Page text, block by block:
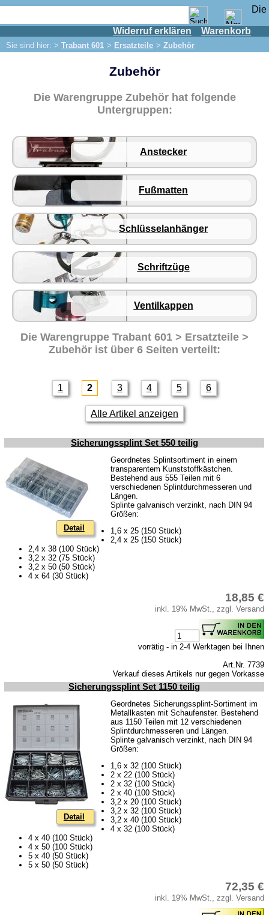
Widerruf erklären Warenkorb
Sie sind hier: > Trabant 601 > Ersatzteile > Zubehör
IFA Motor
Bremsen
Bremse vorn
Bremse hinten
Bremsleitung
Hauptbremszylinder
Elektrik
Anlasser
Lichtmaschine
Zündung
Beleuchtung
Kraftstoffsystem
Vergaser
Getriebe
Vorderachse
Glasscheiben & Gummiprofile
Scheibenwaschanlage
Karosserie
Zubehör
Anstecker
Fußmatten
Schlüsselanhänger
Schriftzüge
Wartburg 353
Wartburg 1.3
Barkas B 1000
Kugelgelenke, Zubehör
Skoda
Anhänger
Sonderanfertigungen
Glühlampen
KFZ-Leitungen & Zubehör
Werkstattbedarf
Vergaserdüsen
Zubehör
Die Warengruppe Zubehör hat folgende
Untergruppen:
Anstecker
Fußmatten
Schlüsselanhänger
Schriftzüge
Ventilkappen
Die Warengruppe Trabant 601 > Ersatzteile >
Zubehör ist über 6 Seiten verteilt:
1 2 3 4 5 6
Alle Artikel anzeigen
Sicherungssplint Set 550 teilig
Detail
Geordnetes Splintsortiment in einem
transparentem Kunststoffkästchen.
Bestehend aus 555 Teilen mit 6
verschiedenen Splintdurchmesseren und
Längen.
Splinte galvanisch verzinkt, nach DIN 94
Größen:
1,6 x 25 (150 Stück)
2,4 x 25 (150 Stück)
2,4 x 38 (100 Stück)
3,2 x 32 (75 Stück)
3,2 x 50 (50 Stück)
4 x 64 (30 Stück)
18,85 €
inkl. 19% MwSt., zzgl. Versand
vorrätig - in 2-4 Werktagen bei Ihnen
Art.Nr. 7739
Verkauf dieses Artikels nur gegen Vorkasse
Sicherungssplint Set 1150 teilig
Detail
Geordnetes Sicherungssplint-Sortiment im
Metallkasten mit Schaufenster. Bestehend
aus 1150 Teilen mit 12 verschiedenen
Splintdurchmesseren und Längen.
Splinte galvanisch verzinkt, nach DIN 94
Größen:
1,6 x 32 (100 Stück)
2 x 22 (100 Stück)
2 x 32 (100 Stück)
2 x 40 (100 Stück)
3,2 x 20 (100 Stück)
3,2 x 32 (100 Stück)
3,2 x 40 (100 Stück)
4 x 32 (100 Stück)
4 x 40 (100 Stück)
4 x 50 (100 Stück)
5 x 40 (50 Stück)
5 x 50 (50 Stück)
72,35 €
inkl. 19% MwSt., zzgl. Versand